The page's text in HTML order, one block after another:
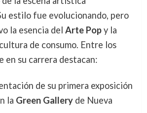
estilo fue evolucionando, pero
la esencia del Arte Popy la
de consumo. Entre los
en su carrera destacan:
de su primera exposición
la Green Galleryde Nueva